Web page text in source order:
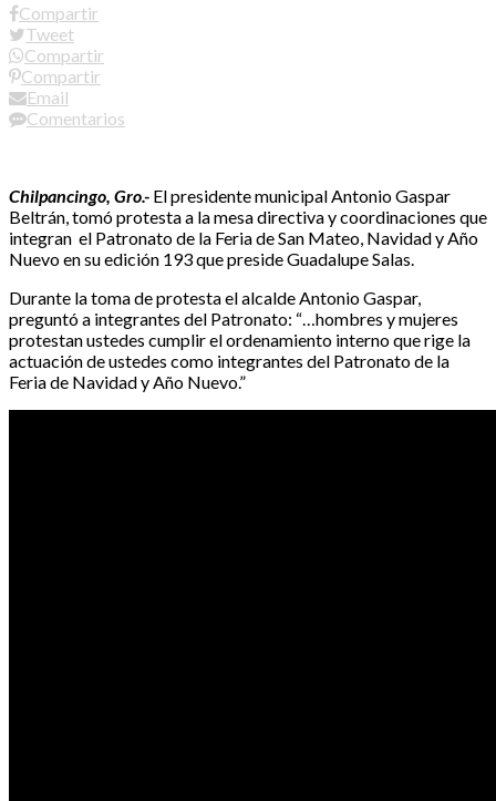
Compartir
Tweet
Compartir
Compartir
Email
Comentarios
Chilpancingo, Gro.- El presidente municipal Antonio Gaspar
Beltrán, tomó protesta a la mesa directiva y coordinaciones que
integran el Patronato de la Feria de San Mateo, Navidad y Año
Nuevo en su edición 193 que preside Guadalupe Salas.
Durante la toma de protesta el alcalde Antonio Gaspar,
preguntó a integrantes del Patronato: “…hombres y mujeres
protestan ustedes cumplir el ordenamiento interno que rige la
actuación de ustedes como integrantes del Patronato de la
Feria de Navidad y Año Nuevo.”